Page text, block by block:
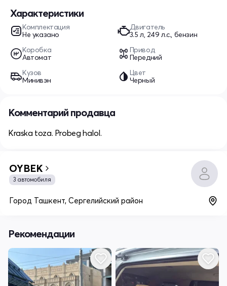
Характеристики
Комплектация
Не указано
Двигатель
3.5 л, 249 л.с., бензин
Коробка
Автомат
Привод
Передний
Кузов
Минивэн
Цвет
Черный
Комментарий продавца
Kraska toza. Probeg halol.
OYBEK
3 автомобиля
Город Ташкент, Сергелийский район
Рекомендации